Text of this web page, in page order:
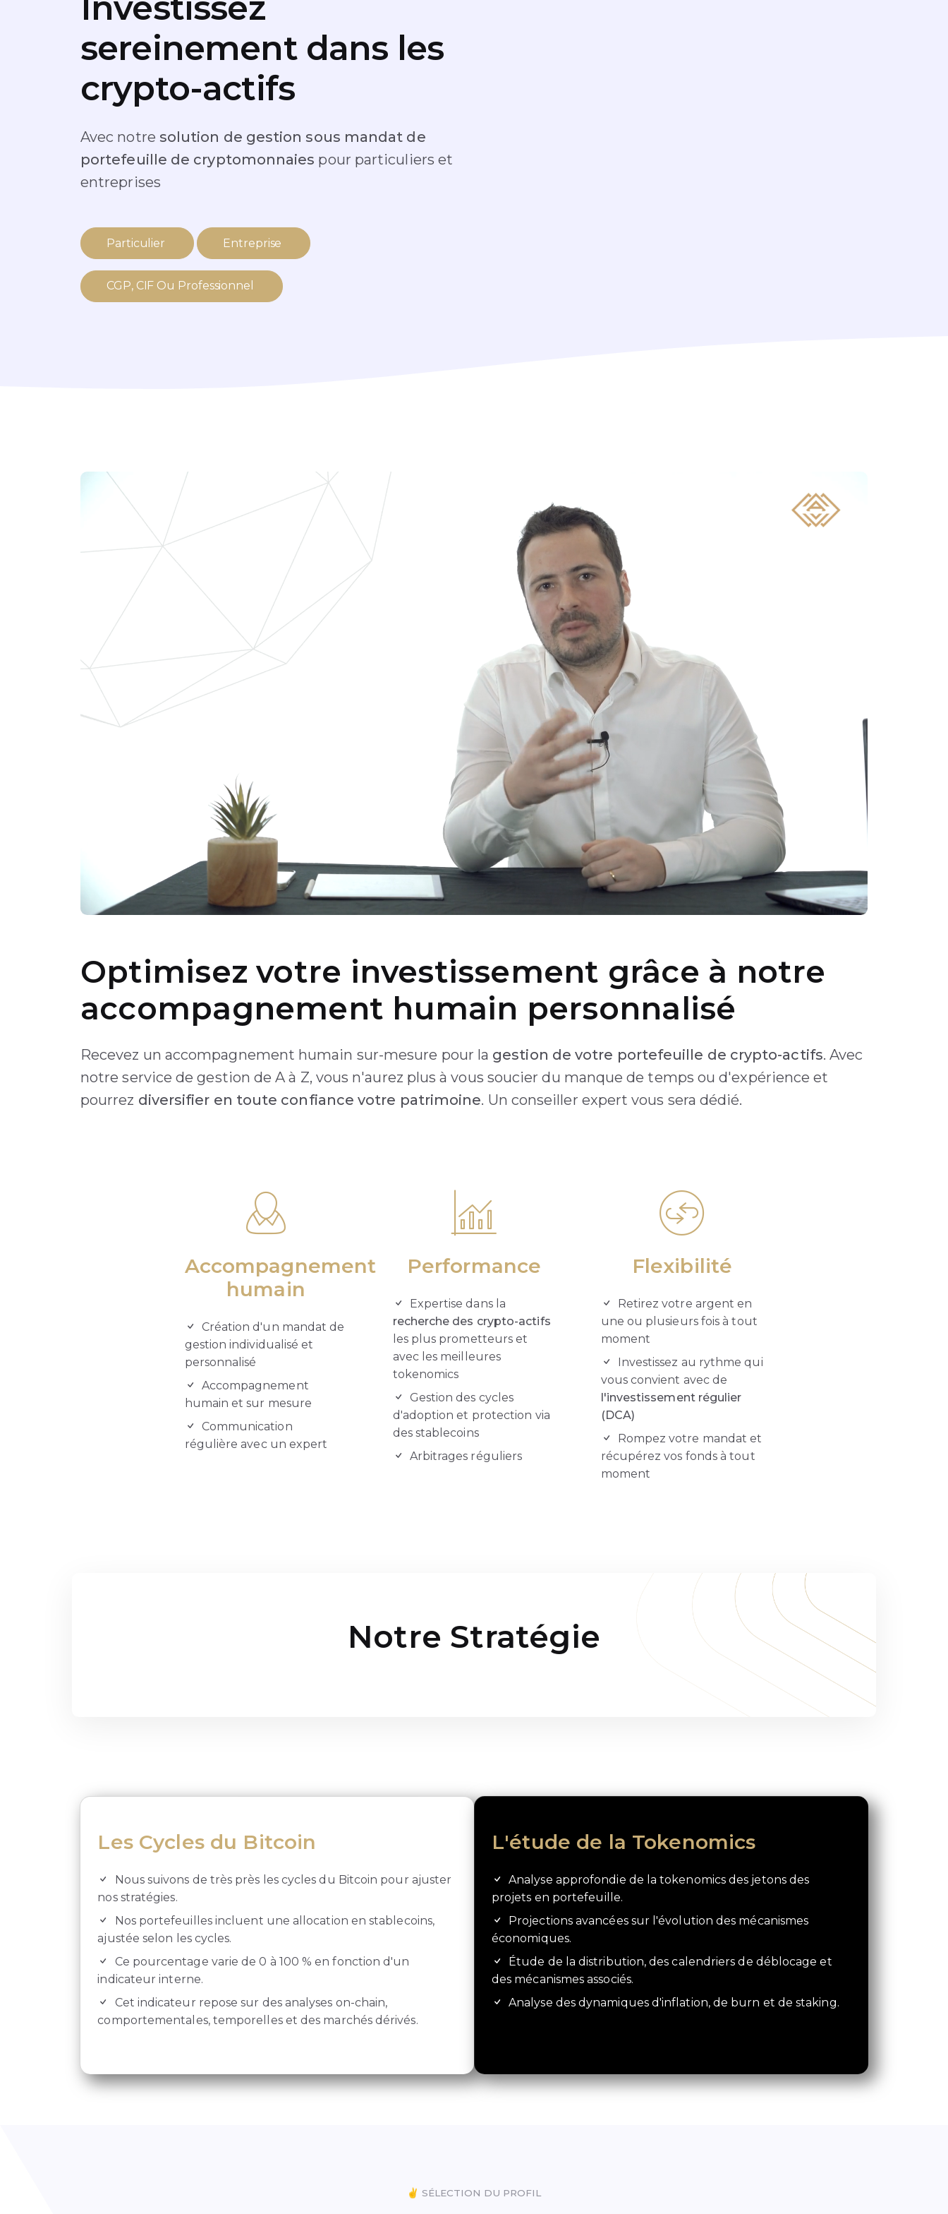
sereinement dans les
crypto-actifs
Avec notre solution de gestion sous mandat de
portefeuille de cryptomonnaies pour particuliers et
entreprises
Particulier Entreprise
CGP, CIF Ou Professionnel
Optimisez votre investissement grâce à notre
accompagnement humain personnalisé
Recevez un accompagnement humain sur-mesure pour la gestion de votre portefeuille de crypto-actifs. Avec
notre service de gestion de A à Z, vous n'aurez plus à vous soucier du manque de temps ou d'expérience et
pourrez diversifier en toute confiance votre patrimoine. Un conseiller expert vous sera dédié.
Accompagnement
humain
Création d'un mandat de
gestion individualisé et
personnalisé
Accompagnement
humain et sur mesure
Communication
régulière avec un expert
Performance
Expertise dans la
recherche des crypto-actifs
les plus prometteurs et
avec les meilleures
tokenomics
Gestion des cycles
d'adoption et protection via
des stablecoins
Arbitrages réguliers
Flexibilité
Retirez votre argent en
une ou plusieurs fois à tout
moment
Investissez au rythme qui
vous convient avec de
l'investissement régulier
(DCA)
Rompez votre mandat et
récupérez vos fonds à tout
moment
Notre Stratégie
Les Cycles du Bitcoin
Nous suivons de très près les cycles du Bitcoin pour ajuster
nos stratégies.
Nos portefeuilles incluent une allocation en stablecoins,
ajustée selon les cycles.
Ce pourcentage varie de 0 à 100 % en fonction d'un
indicateur interne.
Cet indicateur repose sur des analyses on-chain,
comportementales, temporelles et des marchés dérivés.
L'étude de la Tokenomics
Analyse approfondie de la tokenomics des jetons des
projets en portefeuille.
Projections avancées sur l'évolution des mécanismes
économiques.
Étude de la distribution, des calendriers de déblocage et
des mécanismes associés.
Analyse des dynamiques d'inflation, de burn et de staking.
✌️ SÉLECTION DU PROFIL